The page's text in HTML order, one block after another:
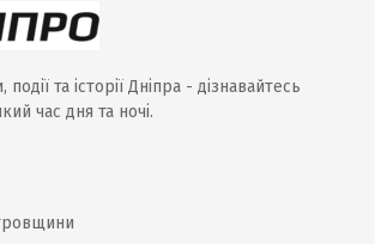
та історії Дніпра - дізнавайтесь
час дня та ночі.